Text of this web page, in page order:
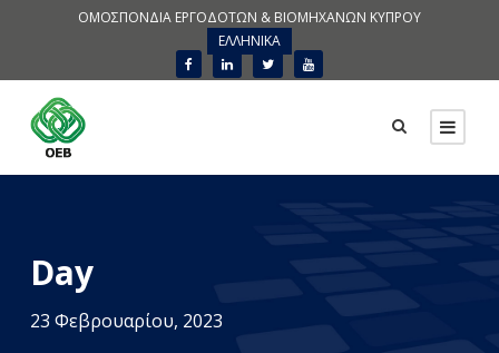
ΟΜΟΣΠΟΝΔΙΑ ΕΡΓΟΔΟΤΩΝ & ΒΙΟΜΗΧΑΝΩΝ ΚΥΠΡΟΥ
ΕΛΛΗΝΙΚΑ
Day
23 Φεβρουαρίου, 2023